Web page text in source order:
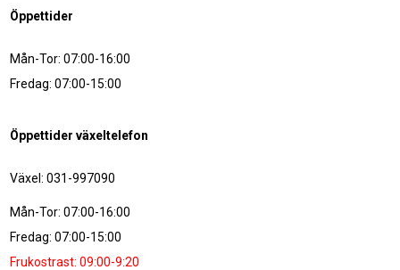
Öppettider
Mån-Tor: 07:00-16:00
Fredag: 07:00-15:00
Öppettider växeltelefon
Växel: 031-997090
Mån-Tor: 07:00-16:00
Fredag: 07:00-15:00
Frukostrast: 09:00-9:20